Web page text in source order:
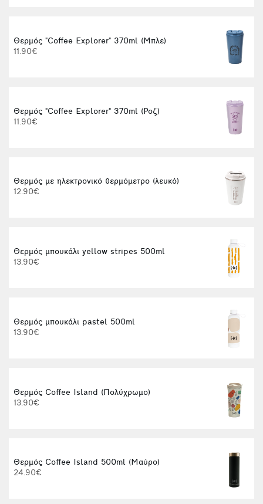
Θερμός "Coffee Explorer" 370ml (Μπλε)
11.90€
Θερμός "Coffee Explorer" 370ml (Ροζ)
11.90€
Θερμός με ηλεκτρονικό θερμόμετρο (λευκό)
12.90€
Θερμός μπουκάλι yellow stripes 500ml
13.90€
Θερμός μπουκάλι pastel 500ml
13.90€
Θερμός Coffee Island (Πολύχρωμο)
13.90€
Θερμός Coffee Island 500ml (Μαύρο)
24.90€